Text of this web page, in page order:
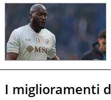
I miglioramenti